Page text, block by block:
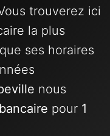
trouverez ici
la plus
ses horaires
nous
pour 1